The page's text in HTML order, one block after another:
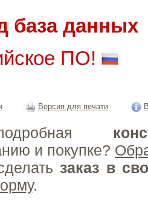
база данных
ПО!
Версия для печати
и покупке?
заказ в
.